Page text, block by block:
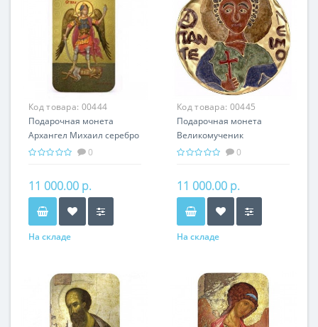
Код товара: 00444
Подарочная монета
Архангел Михаил серебро
31.10 гр - православные
0
11 000.00 р.
На складе
Код товара: 00445
Подарочная монета
Великомученик
Пантелеймон серебро
религия Христианство
0
11 000.00 р.
На складе